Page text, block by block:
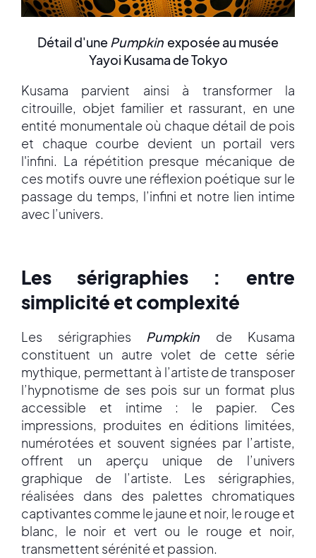
Détail d'unePumpkin exposée au musée
Yayoi Kusama de Tokyo
Kusama parvient ainsi à transformer la
citrouille, objet familier et rassurant, en une
entité monumentale où chaque détail de pois
et chaque courbe devient un portail vers
l'infini. La répétition presque mécanique de
ces motifs ouvre une réflexion poétique sur le
passage du temps, l’infini et notre lien intime
avec l’univers.
Les sérigraphies : entre
simplicité et complexité
Les sérigraphies Pumpkin de Kusama
constituent un autre volet de cette série
mythique, permettant à l’artiste de transposer
l’hypnotisme de ses pois sur un format plus
accessible et intime : le papier. Ces
impressions, produites en éditions limitées,
numérotées et souvent signées par l’artiste,
offrent un aperçu unique de l’univers
graphique de l’artiste. Les sérigraphies,
réalisées dans des palettes chromatiques
captivantes comme le jaune et noir, le rouge et
blanc, le noir et vert ou le rouge et noir,
transmettent sérénité et passion.